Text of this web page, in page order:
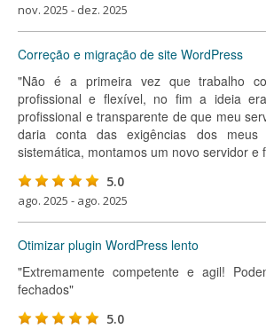
nov. 2025 - dez. 2025
Correção e migração de site WordPress
"Não é a primeira vez que trabalho
profissional e flexível, no fim a ideia
profissional e transparente de que meu
daria conta das exigências dos meus
sistemática, montamos um novo servidor e
5.0
ago. 2025 - ago. 2025
Otimizar plugin WordPress lento
"Extremamente competente e agil!
fechados"
5.0